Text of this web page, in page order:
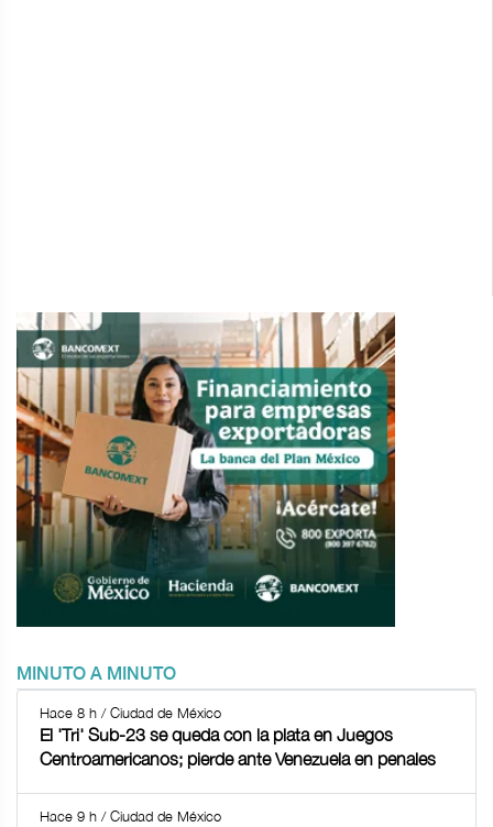
MINUTO A MINUTO
Hace 8 h / Ciudad de México
El 'Tri' Sub-23 se queda con la plata en Juegos
Centroamericanos; pierde ante Venezuela en penales
Hace 9 h / Ciudad de México